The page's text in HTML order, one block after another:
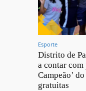
Esporte
Distrito de
a contar
Campeão’
gratuitas